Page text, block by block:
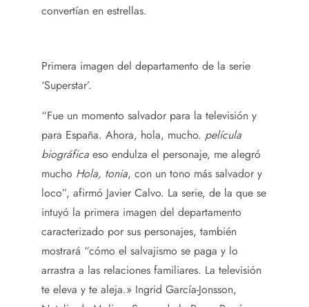
convertían en estrellas.
Primera imagen del departamento de la serie
‘Superstar’.
“Fue un momento salvador para la televisión y
para España. Ahora, hola, mucho. película
biográfica eso endulza el personaje, me alegró
mucho Hola, tonia, con un tono más salvador y
loco”, afirmó Javier Calvo. La serie, de la que se
intuyó la primera imagen del departamento
caracterizado por sus personajes, también
mostrará “cómo el salvajismo se paga y lo
arrastra a las relaciones familiares. La televisión
te eleva y te aleja.» Ingrid García-Jonsson,